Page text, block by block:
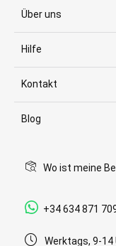
Über uns
Hilfe
Kontakt
Blog
Wo ist meine
+34 634 871
Werktags, 9-14